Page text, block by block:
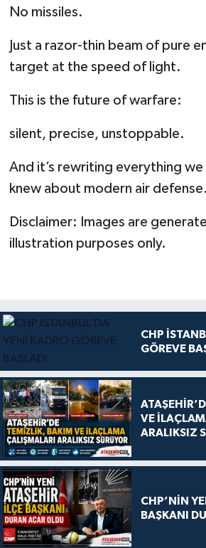
No missiles.
Just a razor-thin beam of pure
target at the speed of light.
This is the future of warfare:
silent, precise, unstoppable.
And it’s rewriting everything
knew about modern air defense.
Disclaimer: Images are
illustration purposes only.
CHP
GÖREVE
VE
ARALIKSIZ
CHP’NİN
BAŞKANI